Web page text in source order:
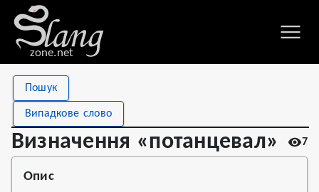
zone.net
Пошук
Випадкове слово
Визначення «потанцевал» 7
Визначення «потанцевал»
Stat
Views
Definitions 1
Опис